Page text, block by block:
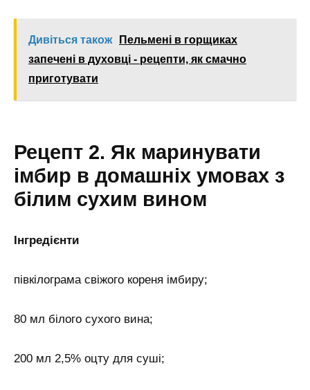
Дивіться також
Пельмені в горщиках
запечені в духовці - рецепти, як смачно
приготувати
Рецепт 2. Як маринувати
імбир в домашніх умовах з
білим сухим вином
Інгредієнти
півкілограма свіжого кореня імбиру;
80 мл білого сухого вина;
200 мл 2,5% оцту для суші;